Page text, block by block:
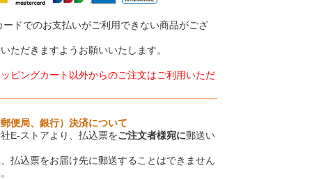
ドでのお支払いがご利用できない商品がござ
ただきますようお願いいたします。
ピングカート以外からのご注文はご利用いただ
便局、銀行）決済について
E-ストアより、払込票をご注文者様宛に郵送い
払込票をお届け先に郵送することはできません